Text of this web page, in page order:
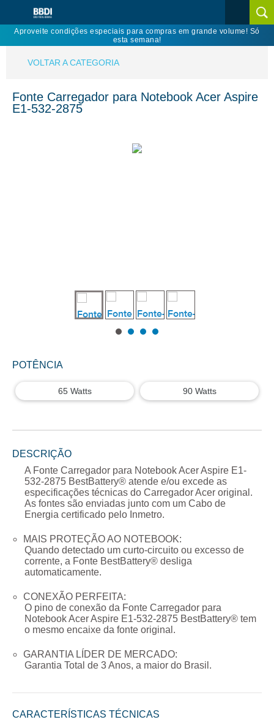
Aproveite condições especiais para compras em grande volume! Só
esta semana!
VOLTAR A CATEGORIA
Fonte Carregador para Notebook Acer Aspire
E1-532-2875
POTÊNCIA
65 Watts 90 Watts
DESCRIÇÃO
A Fonte Carregador para Notebook Acer Aspire E1-
532-2875 BestBattery® atende e/ou excede as
especificações técnicas do CarregadorAcer original.
As fontes são enviadas junto com um Cabo de
Energia certificado pelo Inmetro.
MAIS PROTEÇÃO AO NOTEBOOK:
Quando detectado um curto-circuito ou excesso de
corrente, a Fonte BestBattery® desliga
automaticamente.
CONEXÃO PERFEITA:
O pino de conexão da Fonte Carregador para
Notebook Acer Aspire E1-532-2875 BestBattery® tem
o mesmo encaixe da fonte original.
GARANTIA LÍDER DE MERCADO:
Garantia Total de 3 Anos, a maior do Brasil.
CARACTERÍSTICAS TÉCNICAS